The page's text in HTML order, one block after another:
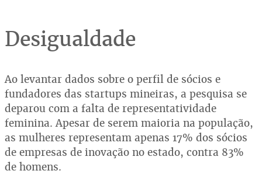
Desigualdade
Ao levantar dados sobre o perfil de sócios e
fundadores das startups mineiras, a pesquisa se
deparou com a falta de representatividade
feminina. Apesar de serem maioria na população,
as mulheres representam apenas 17% dos sócios
de empresas de inovação no estado, contra 83%
de homens.